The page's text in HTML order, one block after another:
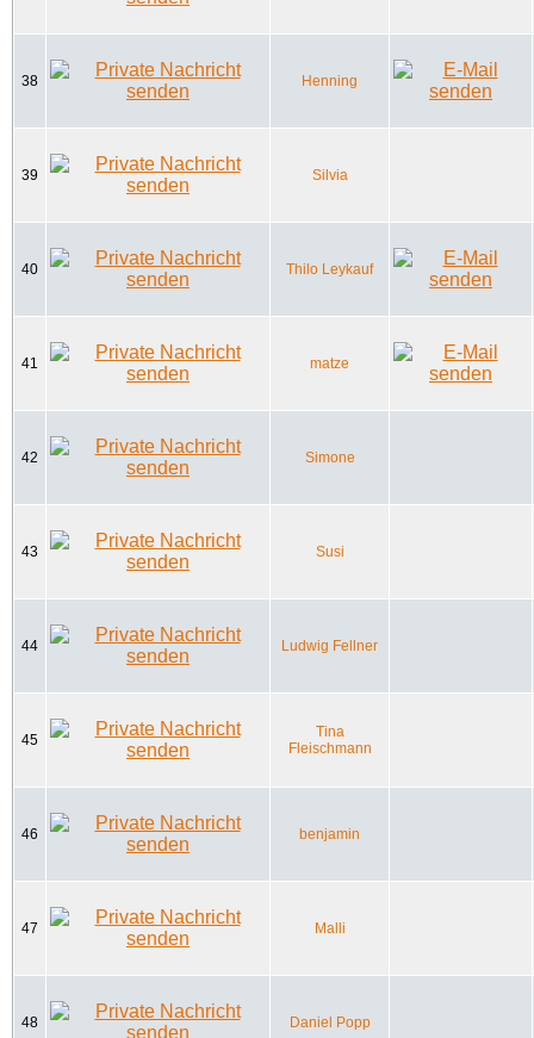
38 Henning
39 Silvia
40 Thilo Leykauf
41 matze
42 Simone
43 Susi
44 Ludwig Fellner
45
Tina
Fleischmann
46 benjamin
47 Malli
48 Daniel Popp